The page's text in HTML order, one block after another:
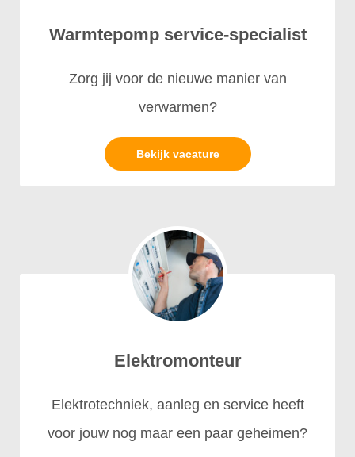
Warmtepomp service-specialist
Zorg jij voor de nieuwe manier van
verwarmen?
Bekijk vacature
Elektromonteur
Elektrotechniek, aanleg en service heeft
voor jouw nog maar een paar geheimen?